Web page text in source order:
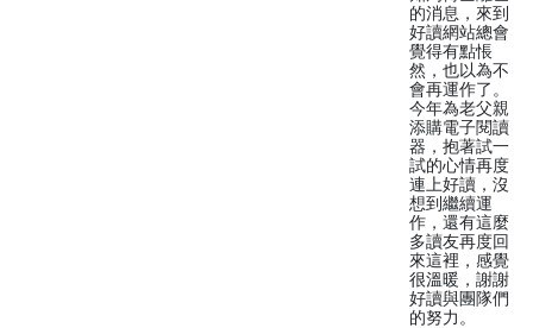
的消息，來到
好讀網站總會
覺得有點悵
然，也以為不
會再運作了。
今年為老父親
添購電子閱讀
器，抱著試一
試的心情再度
連上好讀，沒
想到繼續運
作，還有這麼
多讀友再度回
來這裡，感覺
很溫暖，謝謝
好讀與團隊們
的努力。